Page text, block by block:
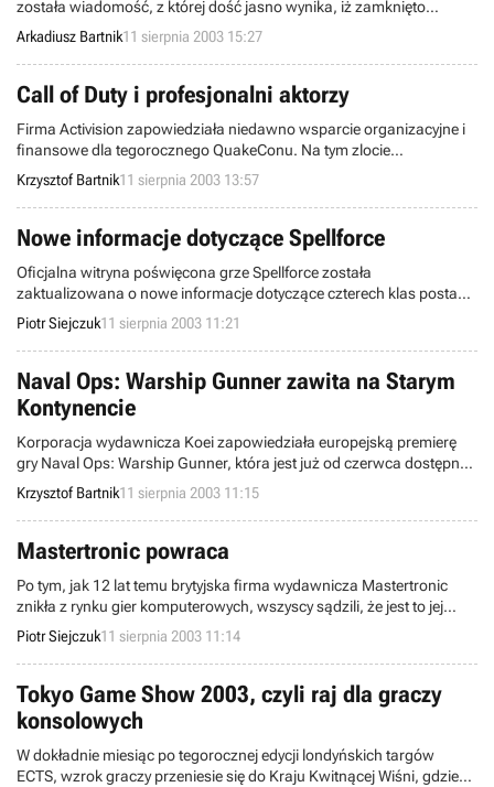
została wiadomość, z której dość jasno wynika, iż zamknięto
siedzibę francuskiego zespołu developerskiego Arxel Tribe (twórcy
m.in. Hitchcock, Casanova, Faust, czy The Ring).
Arkadiusz Bartnik11 sierpnia 2003 15:27
Call of Duty i profesjonalni aktorzy
Firma Activision zapowiedziała niedawno wsparcie organizacyjne i
finansowe dla tegorocznego QuakeConu. Na tym zlocie
zaprezentuje również swoją najnowszą strzelankę
pierwszoosobową, pt. Call of Duty. Tymczasem dobiegły nas
informacje, że do opracowywania omawianej produkcji zatrudniono
profesjonalistów rodem z Hollywood.
Krzysztof Bartnik11 sierpnia 2003 13:57
Nowe informacje dotyczące Spellforce
Oficjalna witryna poświęcona grze Spellforce została
zaktualizowana o nowe informacje dotyczące czterech klas postaci
pochodzących z rasy Krasnoludów. Będą to: Defender, Watchman,
Elder i Elite. Tytuł ten wyprodukowany zostanie przez firmę Phenomic
i należał on będzie do gatunku gier typu RTS/RPG. Na rynku produkt
ten pojawi się dzięki firmie wydawniczej JoWooD w czwartym
kwartale 2003r.
Piotr Siejczuk11 sierpnia 2003 11:21
Naval Ops: Warship Gunner zawita na Starym
Kontynencie
Korporacja wydawnicza Koei zapowiedziała europejską premierę
gry Naval Ops: Warship Gunner, która jest już od czerwca dostępna
w Stanach Zjednoczonych. Ta ciekawa symulacja działań okrętów
morskich (przedstawiona w czasie rzeczywistym), powinna pojawić
się na Starym Kontynencie jeszcze przed końcem bieżącego roku.
Krzysztof Bartnik11 sierpnia 2003 11:15
Mastertronic powraca
Po tym, jak 12 lat temu brytyjska firma wydawnicza Mastertronic
znikła z rynku gier komputerowych, wszyscy sądzili, że jest to jej
koniec. Jednak jak się dzisiaj okazuje nic bardziej mylnego. Dzięki
staraniom weteranów rynku gier: Andiemu Paynowi i Paulowi
Pattersonowi Mastertronic powraca do życia.
Piotr Siejczuk11 sierpnia 2003 11:14
Tokyo Game Show 2003, czyli raj dla graczy
konsolowych
W dokładnie miesiąc po tegorocznej edycji londyńskich targów
ECTS, wzrok graczy przeniesie się do Kraju Kwitnącej Wiśni, gdzie